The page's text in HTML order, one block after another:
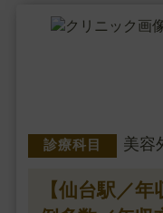
診療科目 美容
【仙台駅／